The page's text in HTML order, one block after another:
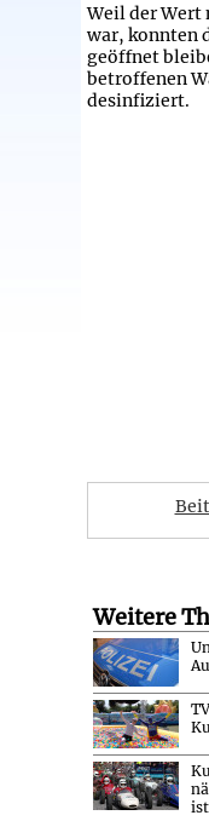
Weil der
war, konnten
geöffnet
betroffenen
desinfiziert.
Weitere